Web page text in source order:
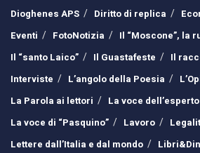
Dioghenes APS
Diritto di replica
Eventi
FotoNotizia
Il “Moscone”, la
Il “santo Laico”
Il Guastafeste
Il
Interviste
L’angolo della Poesia
La Parola ai lettori
La voce dell’esperto
La voce di “Pasquino”
Lavoro
Lettere dall’Italia e dal mondo